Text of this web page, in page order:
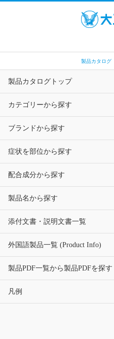
製品カタログ
製品カタログトップ
カテゴリーから探す
ブランドから探す
症状を部位から探す
配合成分から探す
製品名から探す
添付文書・説明文書一覧
外国語製品一覧 (Product Info)
製品PDF一覧から製品PDFを探す
凡例